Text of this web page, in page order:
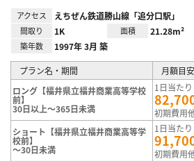
アクセス えちぜん鉄道勝山線「追分口駅」
間取り 1K 面積 21.28m²
築年数 1997年 3月 築
プラン名・期間
月額目安
ロング【福井県立福井商業高等学校
前】
30日以上～365日未満
1日当た
初期費用
ショート【福井県立福井商業高等学
校前】
～30日未満
1日当た
初期費用